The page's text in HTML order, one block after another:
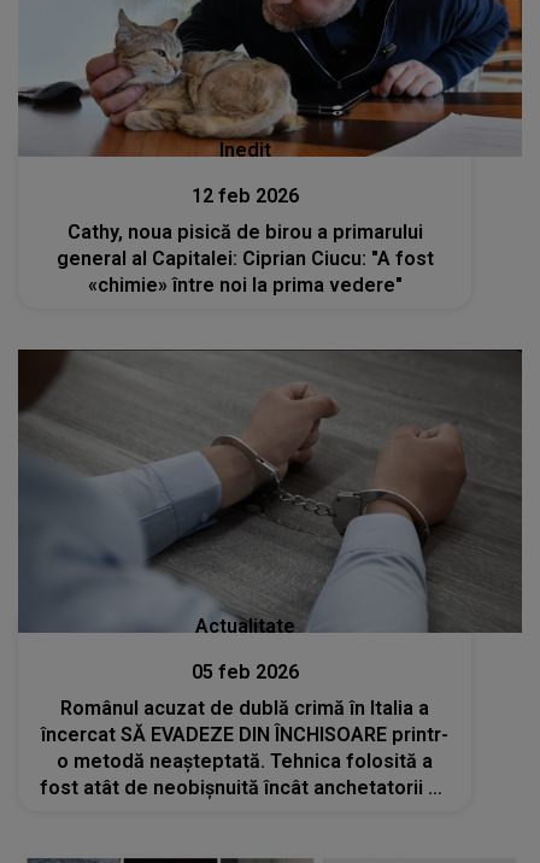
Inedit
12 feb 2026
Cathy, noua pisică de birou a primarului
general al Capitalei: Ciprian Ciucu: "A fost
«chimie» între noi la prima vedere"
Actualitate
05 feb 2026
Românul acuzat de dublă crimă în Italia a
încercat SĂ EVADEZE DIN ÎNCHISOARE printr-
o metodă neașteptată. Tehnica folosită a
fost atât de neobișnuită încât anchetatorii au